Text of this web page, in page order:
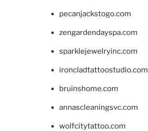
pecanjackstogo.com
zengardendayspa.com
sparklejewelryinc.com
ironcladtattoostudio.com
bruinshome.com
annascleaningsvc.com
wolfcitytattoo.com